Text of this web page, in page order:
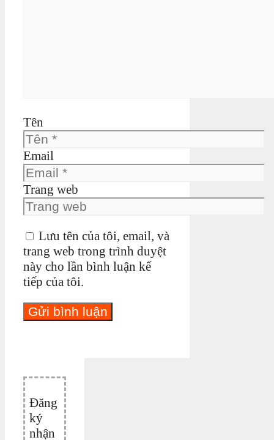
Tên
Email
Trang web
Lưu tên của tôi, email, và
trang web trong trình duyệt
này cho lần bình luận kế
tiếp của tôi.
Đăng
ký
nhận